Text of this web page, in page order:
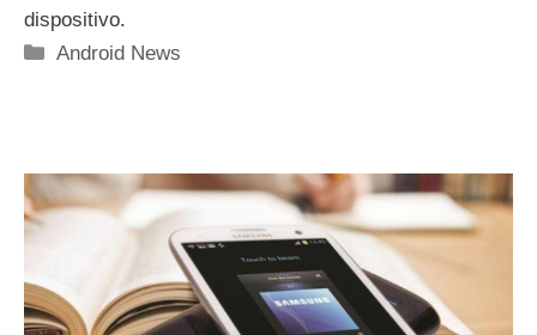
dispositivo.
Categorie
Android News